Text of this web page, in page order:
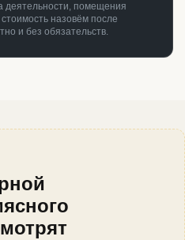
деятельности, помещения
назовём после
и без обязательств.